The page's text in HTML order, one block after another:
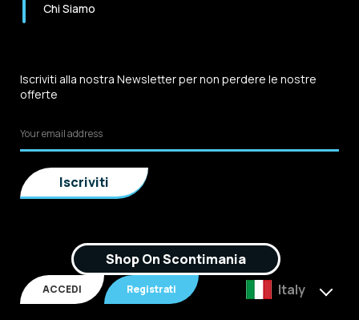
Chi Siamo
Iscriviti alla nostra Newsletter per non perdere le nostre
offerte
Shop On Scontimania
ACCEDI Registrati Italy